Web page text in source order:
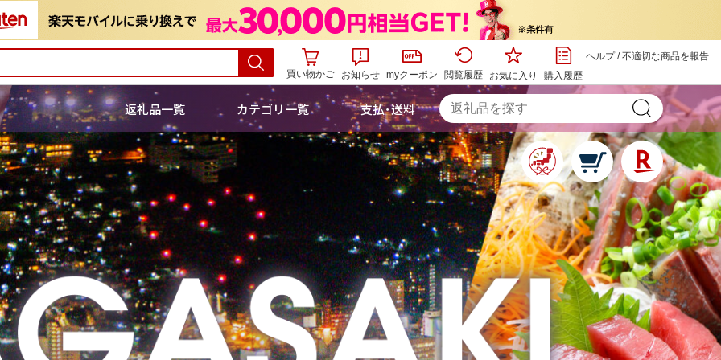
買い物かご お知らせ myクーポン 閲覧履歴 お気に入り 購入履歴
ヘルプ/不適切な商品を報告